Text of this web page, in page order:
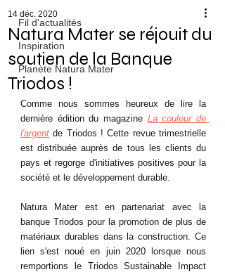
Fil d'actualités
Inspiration
Planète Natura Mater
Natura Mater se réjouit du
soutien de la Banque
Triodos !
14 déc. 2020
Comme nous sommes heureux de lire la
dernière édition du magazine La couleur de
l'argent de Triodos ! Cette revue trimestrielle
est distribuée auprès de tous les clients du
pays et regorge d'initiatives positives pour la
société et le développement durable.
Natura Mater est en partenariat avec la
banque Triodos pour la promotion de plus de
matériaux durables dans la construction. Ce
lien s'est noué en juin 2020 lorsque nous
remportions le Triodos Sustainable Impact